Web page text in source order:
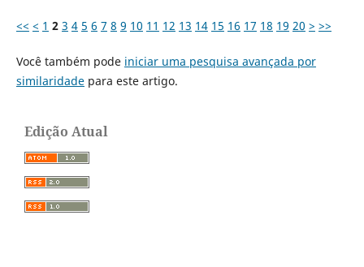
<< < 1 2 3 4 5 6 7 8 9 10 11 12 13 14 15 16 17 18 19 20 > >>
Você também pode iniciar uma pesquisa avançada por
similaridadepara este artigo.
Edição Atual